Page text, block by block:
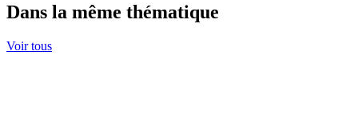
Dans la même thématique
Voir tous